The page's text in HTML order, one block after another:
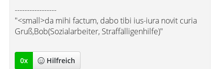
-----------------
"<small>da mihi factum, dabo tibi ius-iura novit curia
Gruß,Bob(Sozialarbeiter, Straffälligenhilfe)"
0x Hilfreich